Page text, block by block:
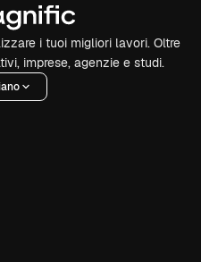
i tuoi migliori lavori. Oltre
imprese, agenzie e studi.